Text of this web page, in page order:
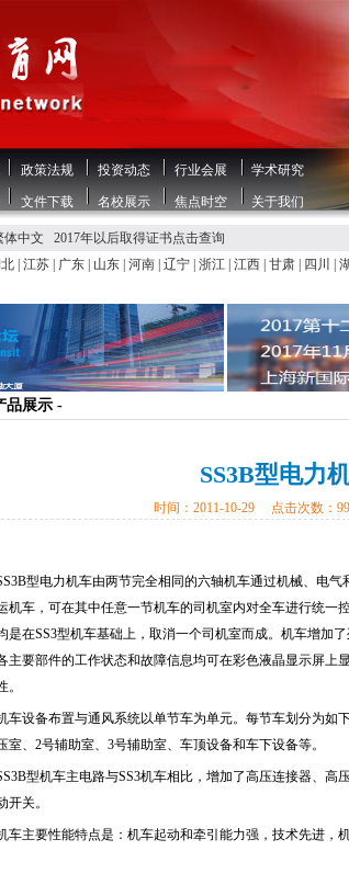
政策法规 投资动态 行业会展 学术研究
文件下载 名校展示 焦点时空 关于我们
体中文
2017年以后取得证书点击查询
江苏 广东 山东 河南 辽宁 浙江 江西 甘肃 四川
品展示 -
SS3B型电力
时间： 2011-10-29点击次数：
型电力机车由两节完全相同的六轴机车通过机械、电
机车，可在其中任意一节机车的司机室内对全车进行统一
是在SS3型机车基础上，取消一个司机室而成。机车增加
主要部件的工作状态和故障信息均可在彩色液晶显示屏上
。
车设备布置与通风系统以单节车为单元。每节车划分为如
室、2号辅助室、3号辅助室、车顶设备和车下设备等。
型机车主电路与SS3机车相比，增加了高压连接器、
开关。
车主要性能特点是：机车起动和牵引能力强，技术先进，